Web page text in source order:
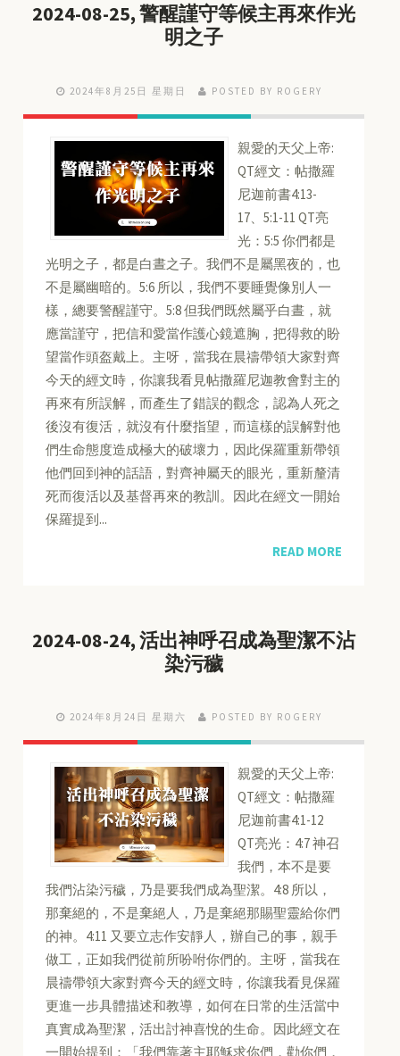
2024-08-25, 警醒謹守等候主再來作光
明之子
2024年8月25日 星期日 POSTED BY ROGERY
親愛的天父上帝:
QT經文：帖撒羅
尼迦前書4:13-
17、5:1-11 QT亮
光：5:5 你們都是
光明之子，都是白晝之子。我們不是屬黑夜的，也
不是屬幽暗的。5:6 所以，我們不要睡覺像別人一
樣，總要警醒謹守。5:8 但我們既然屬乎白晝，就
應當謹守，把信和愛當作護心鏡遮胸，把得救的盼
望當作頭盔戴上。主呀，當我在晨禱帶領大家對齊
今天的經文時，你讓我看見帖撒羅尼迦教會對主的
再來有所誤解，而產生了錯誤的觀念，認為人死之
後沒有復活，就沒有什麼指望，而這樣的誤解對他
們生命態度造成極大的破壞力，因此保羅重新帶領
他們回到神的話語，對齊神屬天的眼光，重新釐清
死而復活以及基督再來的教訓。因此在經文一開始
保羅提到...
READ MORE
2024-08-24, 活出神呼召成為聖潔不沾
染污穢
2024年8月24日 星期六 POSTED BY ROGERY
親愛的天父上帝:
QT經文：帖撒羅
尼迦前書4:1-12
QT亮光：4:7 神召
我們，本不是要
我們沾染污穢，乃是要我們成為聖潔。4:8 所以，
那棄絕的，不是棄絕人，乃是棄絕那賜聖靈給你們
的神。4:11 又要立志作安靜人，辦自己的事，親手
做工，正如我們從前所吩咐你們的。主呀，當我在
晨禱帶領大家對齊今天的經文時，你讓我看見保羅
更進一步具體描述和教導，如何在日常的生活當中
真實成為聖潔，活出討神喜悅的生命。因此經文在
一開始提到：「我們靠著主耶穌求你們，勸你們，